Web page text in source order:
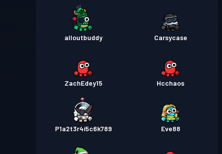
alloutbuddy Carsycase
ZachEdey15 Hcchaos
P1a2t3r4i5c6k789 Eve88